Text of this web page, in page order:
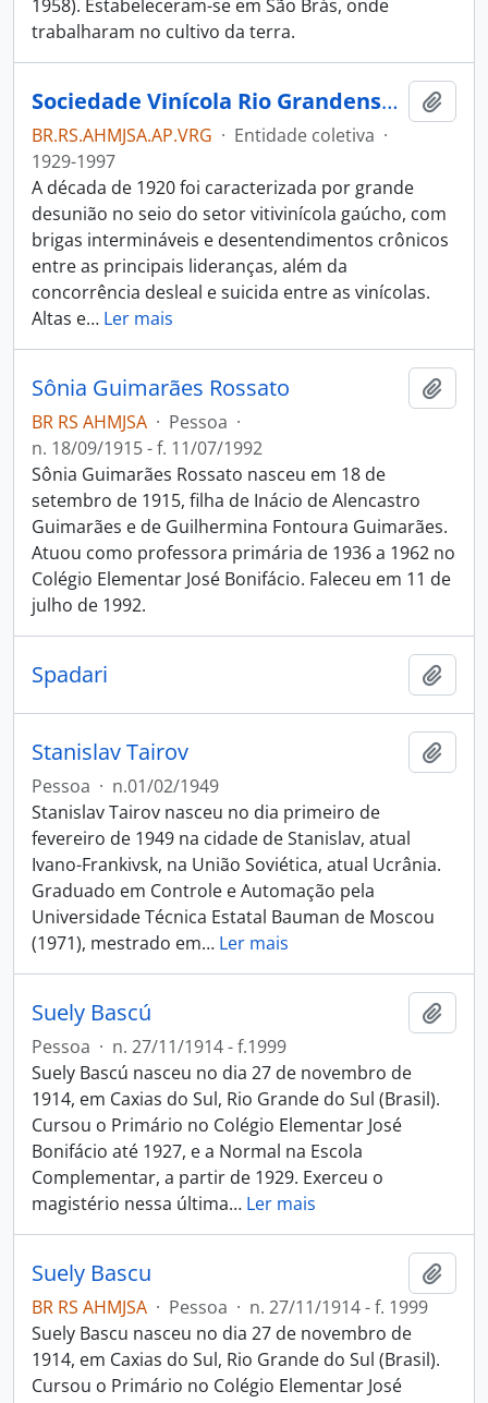
1958). Estabeleceram-se em São Brás, onde
trabalharam no cultivo da terra.
Sociedade Vinícola Rio Grandense Ltda.
BR.RS.AHMJSA.AP.VRG · Entidade coletiva ·
1929-1997
A década de 1920 foi caracterizada por grande
desunião no seio do setor vitivinícola gaúcho, com
brigas intermináveis e desentendimentos crônicos
entre as principais lideranças, além da
concorrência desleal e suicida entre as vinícolas.
Altas e… Ler mais
Sônia Guimarães Rossato
BR RS AHMJSA · Pessoa ·
n. 18/09/1915 - f. 11/07/1992
Sônia Guimarães Rossato nasceu em 18 de
setembro de 1915, filha de Inácio de Alencastro
Guimarães e de Guilhermina Fontoura Guimarães.
Atuou como professora primária de 1936 a 1962 no
Colégio Elementar José Bonifácio. Faleceu em 11 de
julho de 1992.
Spadari
Stanislav Tairov
Pessoa · n.01/02/1949
Stanislav Tairov nasceu no dia primeiro de
fevereiro de 1949 na cidade de Stanislav, atual
Ivano-Frankivsk, na União Soviética, atual Ucrânia.
Graduado em Controle e Automação pela
Universidade Técnica Estatal Bauman de Moscou
(1971), mestrado em… Ler mais
Suely Bascú
Pessoa · n. 27/11/1914 - f.1999
Suely Bascú nasceu no dia 27 de novembro de
1914, em Caxias do Sul, Rio Grande do Sul (Brasil).
Cursou o Primário no Colégio Elementar José
Bonifácio até 1927, e a Normal na Escola
Complementar, a partir de 1929. Exerceu o
magistério nessa última… Ler mais
Suely Bascu
BR RS AHMJSA · Pessoa · n. 27/11/1914 - f. 1999
Suely Bascu nasceu no dia 27 de novembro de
1914, em Caxias do Sul, Rio Grande do Sul (Brasil).
Cursou o Primário no Colégio Elementar José